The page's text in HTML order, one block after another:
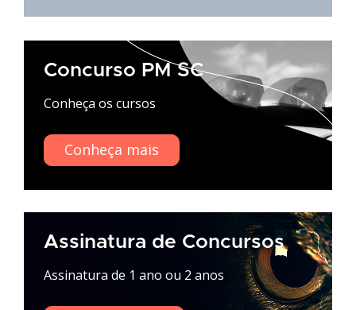
Concurso PM SC
Conheça os cursos
Conheça mais
Assinatura de Concursos
Assinatura de 1 ano ou 2 anos